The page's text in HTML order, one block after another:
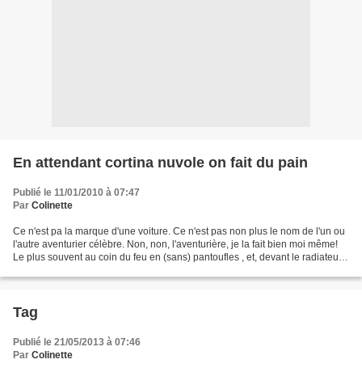
En attendant cortina nuvole on fait du pain
Publié le 11/01/2010 à 07:47
Par Colinette
Ce n'est pa la marque d'une voiture. Ce n'est pas non plus le nom de l'un ou
l'autre aventurier célèbre. Non, non, l'aventurière, je la fait bien moi même!
Le plus souvent au coin du feu en (sans) pantoufles , et, devant le radiateur.
Tag
Publié le 21/05/2013 à 07:46
Par Colinette